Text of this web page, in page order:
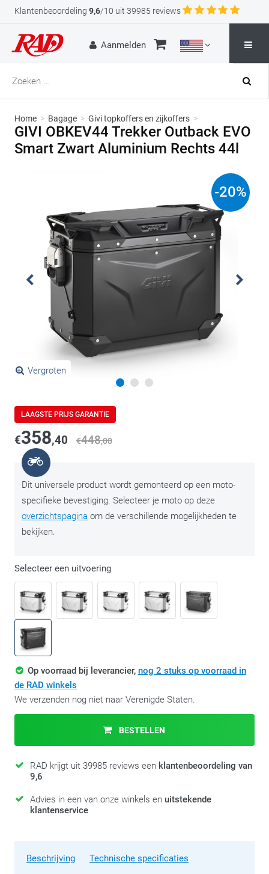
Klantenbeoordeling 9,6/10 uit 39985 reviews
Aanmelden
Home > Bagage > Givi topkoffers en zijkoffers >
GIVI OBKEV44 Trekker Outback EVO
Smart Zwart Aluminium Rechts 44l
Vergroten
-20%
LAAGSTE PRIJS GARANTIE
€358,40 €448,00
Dit universele product wordt gemonteerd op een moto-
specifieke bevestiging. Selecteer je moto op deze
overzichtspagina om de verschillende mogelijkheden te
bekijken.
Selecteer een uitvoering
Op voorraad bij leverancier, nog 2 stuks op voorraad in
de RAD winkels
We verzenden nog niet naar Verenigde Staten.
BESTELLEN
RAD krijgt uit 39985 reviews een klantenbeoordeling van
9,6
Advies in een van onze winkels en uitstekende
klantenservice
Beschrijving Technische specificaties